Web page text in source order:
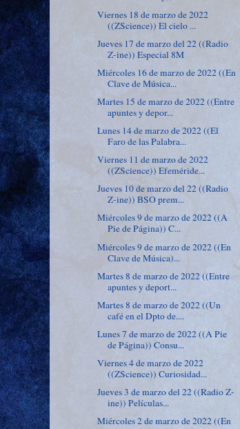
Viernes 18 de marzo de 2022
((ZScience)) El cielo ...
Jueves 17 de marzo del 22 ((Radio
Z-ine)) Especial 8M
Miércoles 16 de marzo de 2022 ((En
Clave de Música...
Martes 15 de marzo de 2022 ((Entre
apuntes y depor...
Lunes 14 de marzo de 2022 ((El
Faro de las Palabra...
Viernes 11 de marzo de 2022
((ZScience)) Efeméride...
Jueves 10 de marzo del 22 ((Radio
Z-ine)) BSO prem...
Miércoles 9 de marzo de 2022 ((A
Pie de Página)) C...
Miércoles 9 de marzo de 2022 ((En
Clave de Música)...
Martes 8 de marzo de 2022 ((Entre
apuntes y deport...
Martes 8 de marzo de 2022 ((Un
café en el Dpto de....
Lunes 7 de marzo de 2022 ((A Pie
de Página)) Consu...
Viernes 4 de marzo de 2022
((ZScience)) Curiosidad...
Jueves 3 de marzo del 22 ((Radio Z-
ine)) Películas...
Miércoles 2 de marzo de 2022 ((En